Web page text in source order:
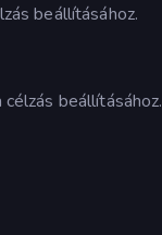
beállításához.
beállításához.